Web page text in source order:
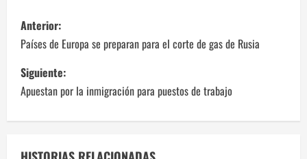
N
a
v
e
Anterior:
Países de Europa se preparan para el corte de gas de Rusia
Siguiente:
Apuestan por la inmigración para puestos de trabajo